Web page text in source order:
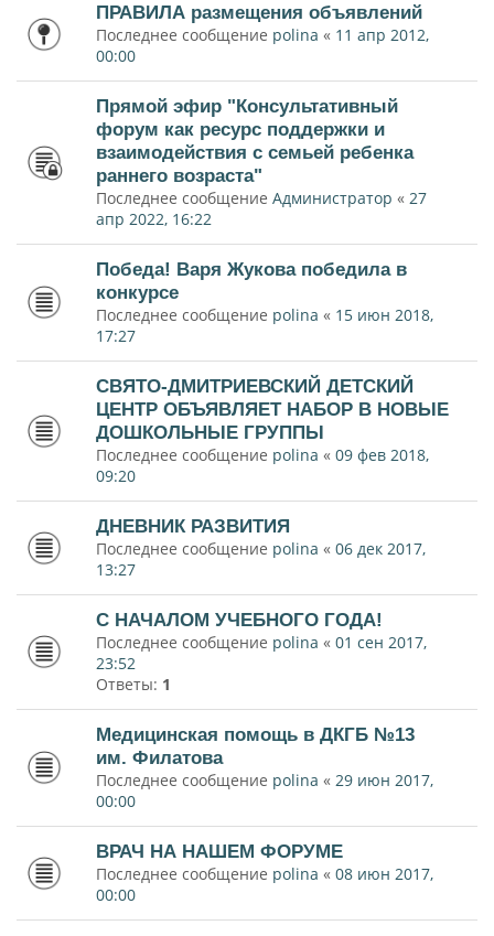
ПРАВИЛА размещения объявлений
Последнее сообщение polina « 11 апр 2012,
00:00
Прямой эфир "Консультативный
форум как ресурс поддержки и
взаимодействия с семьей ребенка
раннего возраста"
Последнее сообщение Администратор « 27
апр 2022, 16:22
Победа! Варя Жукова победила в
конкурсе
Последнее сообщение polina « 15 июн 2018,
17:27
СВЯТО-ДМИТРИЕВСКИЙ ДЕТСКИЙ
ЦЕНТР ОБЪЯВЛЯЕТ НАБОР В НОВЫЕ
ДОШКОЛЬНЫЕ ГРУППЫ
Последнее сообщение polina « 09 фев 2018,
09:20
ДНЕВНИК РАЗВИТИЯ
Последнее сообщение polina « 06 дек 2017,
13:27
С НАЧАЛОМ УЧЕБНОГО ГОДА!
Последнее сообщение polina « 01 сен 2017,
23:52
Ответы: 1
Медицинская помощь в ДКГБ №13
им. Филатова
Последнее сообщение polina « 29 июн 2017,
00:00
ВРАЧ НА НАШЕМ ФОРУМЕ
Последнее сообщение polina « 08 июн 2017,
00:00